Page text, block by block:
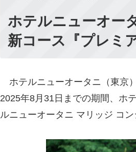
ホテルニューオー
新コース『プレミ
ホテルニューオータニ（東京
2025年8月31日までの期間、ホ
ルニューオータニ マリッジ コ